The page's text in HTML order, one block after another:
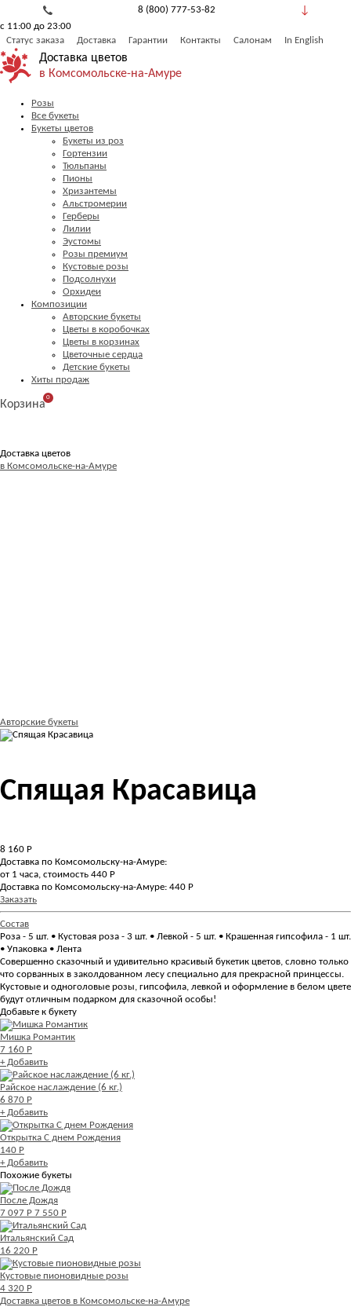
8 (800) 777-53-82
с 11:00 до 23:00
Статус заказа
Доставка Гарантии Контакты Салонам In English
Доставка цветов
в Комсомольске-на-Амуре
Розы
Все букеты
Букеты цветов
Букеты из роз
Гортензии
Тюльпаны
Пионы
Хризантемы
Альстромерии
Герберы
Лилии
Эустомы
Розы премиум
Кустовые розы
Подсолнухи
Орхидеи
Композиции
Авторские букеты
Цветы в коробочках
Цветы в корзинах
Цветочные сердца
Детские букеты
Хиты продаж
Корзина
0
Доставка цветов
в Комсомольске-на-Амуре
Авторские букеты
Спящая Красавица
8 160 Р
Доставка по Комсомольску-на-Амуре:
от 1 часа, стоимость 440 Р
Доставка по Комсомольску-на-Амуре: 440 Р
Заказать
Состав
Роза - 5 шт. • Кустовая роза - 3 шт. • Левкой - 5 шт. • Крашенная гипсофила - 1 шт.
• Упаковка • Лента
Совершенно сказочный и удивительно красивый букетик цветов, словно только
что сорванных в заколдованном лесу специально для прекрасной принцессы.
Кустовые и одноголовые розы, гипсофила, левкой и оформление в белом цвете
будут отличным подарком для сказочной особы!
Добавьте к букету
Мишка Романтик
7 160 Р
+ Добавить
Райское наслаждение (6 кг.)
6 870 Р
+ Добавить
Открытка С днем Рождения
140 Р
+ Добавить
Похожие букеты
После Дождя
7 097 Р 7 550 Р
Итальянский Сад
16 220 Р
Кустовые пионовидные розы
4 320 Р
Доставка цветов в Комсомольске-на-Амуре